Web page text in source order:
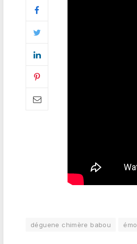
déguene chimère babou